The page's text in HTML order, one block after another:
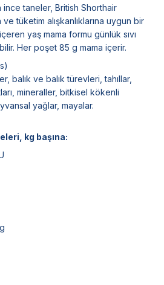
taneler, British Shorthair
ve tüketim alışkanlıklarına uygun bir
yaş mama formu günlük sıvı
Her poşet 85 g mama içerir.
balık ve balık türevleri, tahıllar,
mineraller, bitkisel kökenli
yağlar, mayalar.
kg başına: